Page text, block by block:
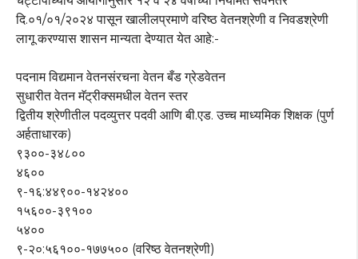
दि.०१/०१/२०२४ पासून खालीलप्रमाणे वरिष्ठ वेतनश्रेणी व निवडश्रेणी
लागू करण्यास शासन मान्यता देण्यात येत आहे:-
पदनाम विद्यमान वेतनसंरचना वेतन बँड ग्रेडवेतन
सुधारीत वेतन मॅट्रीक्समधील वेतन स्तर
द्वितीय श्रेणीतील पदव्युत्तर पदवी आणि बी.एड. उच्च माध्यमिक शिक्षक (पुर्ण
अर्हताधारक)
९३००-३४८००
४६००
९-१६:४४९००-१४२४००
१५६००-३९१००
५४००
९-२०:५६१००-१७७५०० (वरिष्ठ वेतनश्रेणी)